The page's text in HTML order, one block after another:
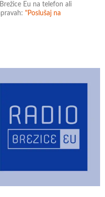
Eu na telefon ali
"Poslušaj na